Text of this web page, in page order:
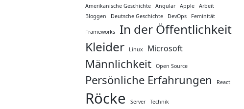
Amerikanische Geschichte Angular Apple
Arbeit
Bloggen
Deutsche Geschichte DevOps Feminität
Frameworks
In der Öffentlichkeit
Kleider
Linux Microsoft
Männlichkeit Open Source
Persönliche Erfahrungen React
Röcke Server Technik